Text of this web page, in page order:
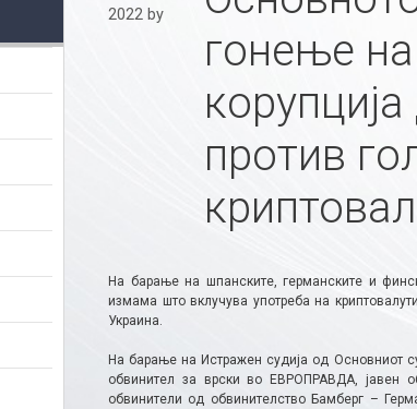
гонење
против
2022 by
На барање на шпанските, германските и
измама што вклучува употреба на
Украина.
На барање на Истражен судија од Основниот
обвинител за врски во ЕВРОПРАВДА, јавен
обвинители од обвинителство Бамберг –